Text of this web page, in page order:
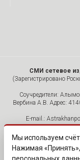
СМИ сетевое
(Зарегистрировано
Соучредители:
Вербина А.В. Адрес:
E-mail.:
размещенных на
допускается
активной
читателей сайта
Редакция
Мы используем
Нажимая